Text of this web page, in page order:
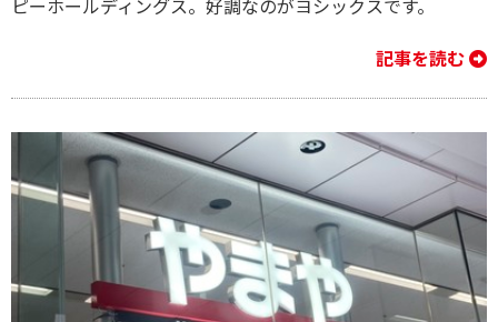
ピーホールディングス。好調なのがヨシックスです。
記事を読む